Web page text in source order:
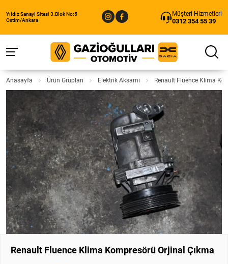
Yıldız Sanayi Sitesi 3.Blok No:5
Ostim/Ankara
Müşteri Hizmetleri
0312 354 55 39
Anasayfa Ürün Grupları Elektrik Aksamı Renault Fluence Klima
Renault Fluence Klima Kompresörü Orjinal Çıkma